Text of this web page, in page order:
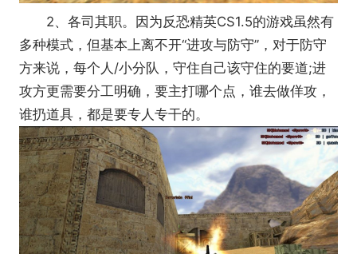
2、各司其职。因为反恐精英CS1.5的游戏虽然有
多种模式，但基本上离不开“进攻与防守”，对于防守
方来说，每个人/小分队，守住自己该守住的要道;进
攻方更需要分工明确，要主打哪个点，谁去做佯攻，
谁扔道具，都是要专人专干的。